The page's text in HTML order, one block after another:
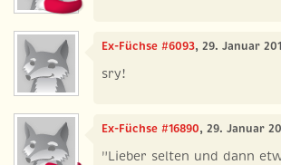
Ex-Füchse #6093, 29. Januar
sry!
Ex-Füchse #16890, 29. Januar
"Lieber selten und dann